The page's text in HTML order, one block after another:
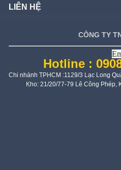
LIÊN HỆ
CÔNG TY
Hotline :
Chi nhánh TPHCM :1129/3 Lạc Long
Kho: 21/20/77-79 Lê Công Phép,